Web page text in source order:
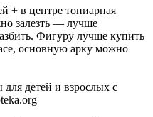
+ в центре топиарная
залезть — лучше
Фигуру лучше купить
основную арку можно
детей и взрослых с